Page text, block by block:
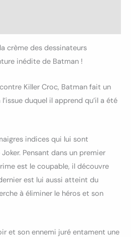
crème des dessinateurs
inédite de Batman !
Killer Croc, Batman fait un
duquel il apprend qu’il a été
indices qui lui sont
Pensant dans un premier
est le coupable, il découvre
est lui aussi atteint du
à éliminer le héros et son
et son ennemi juré entament une